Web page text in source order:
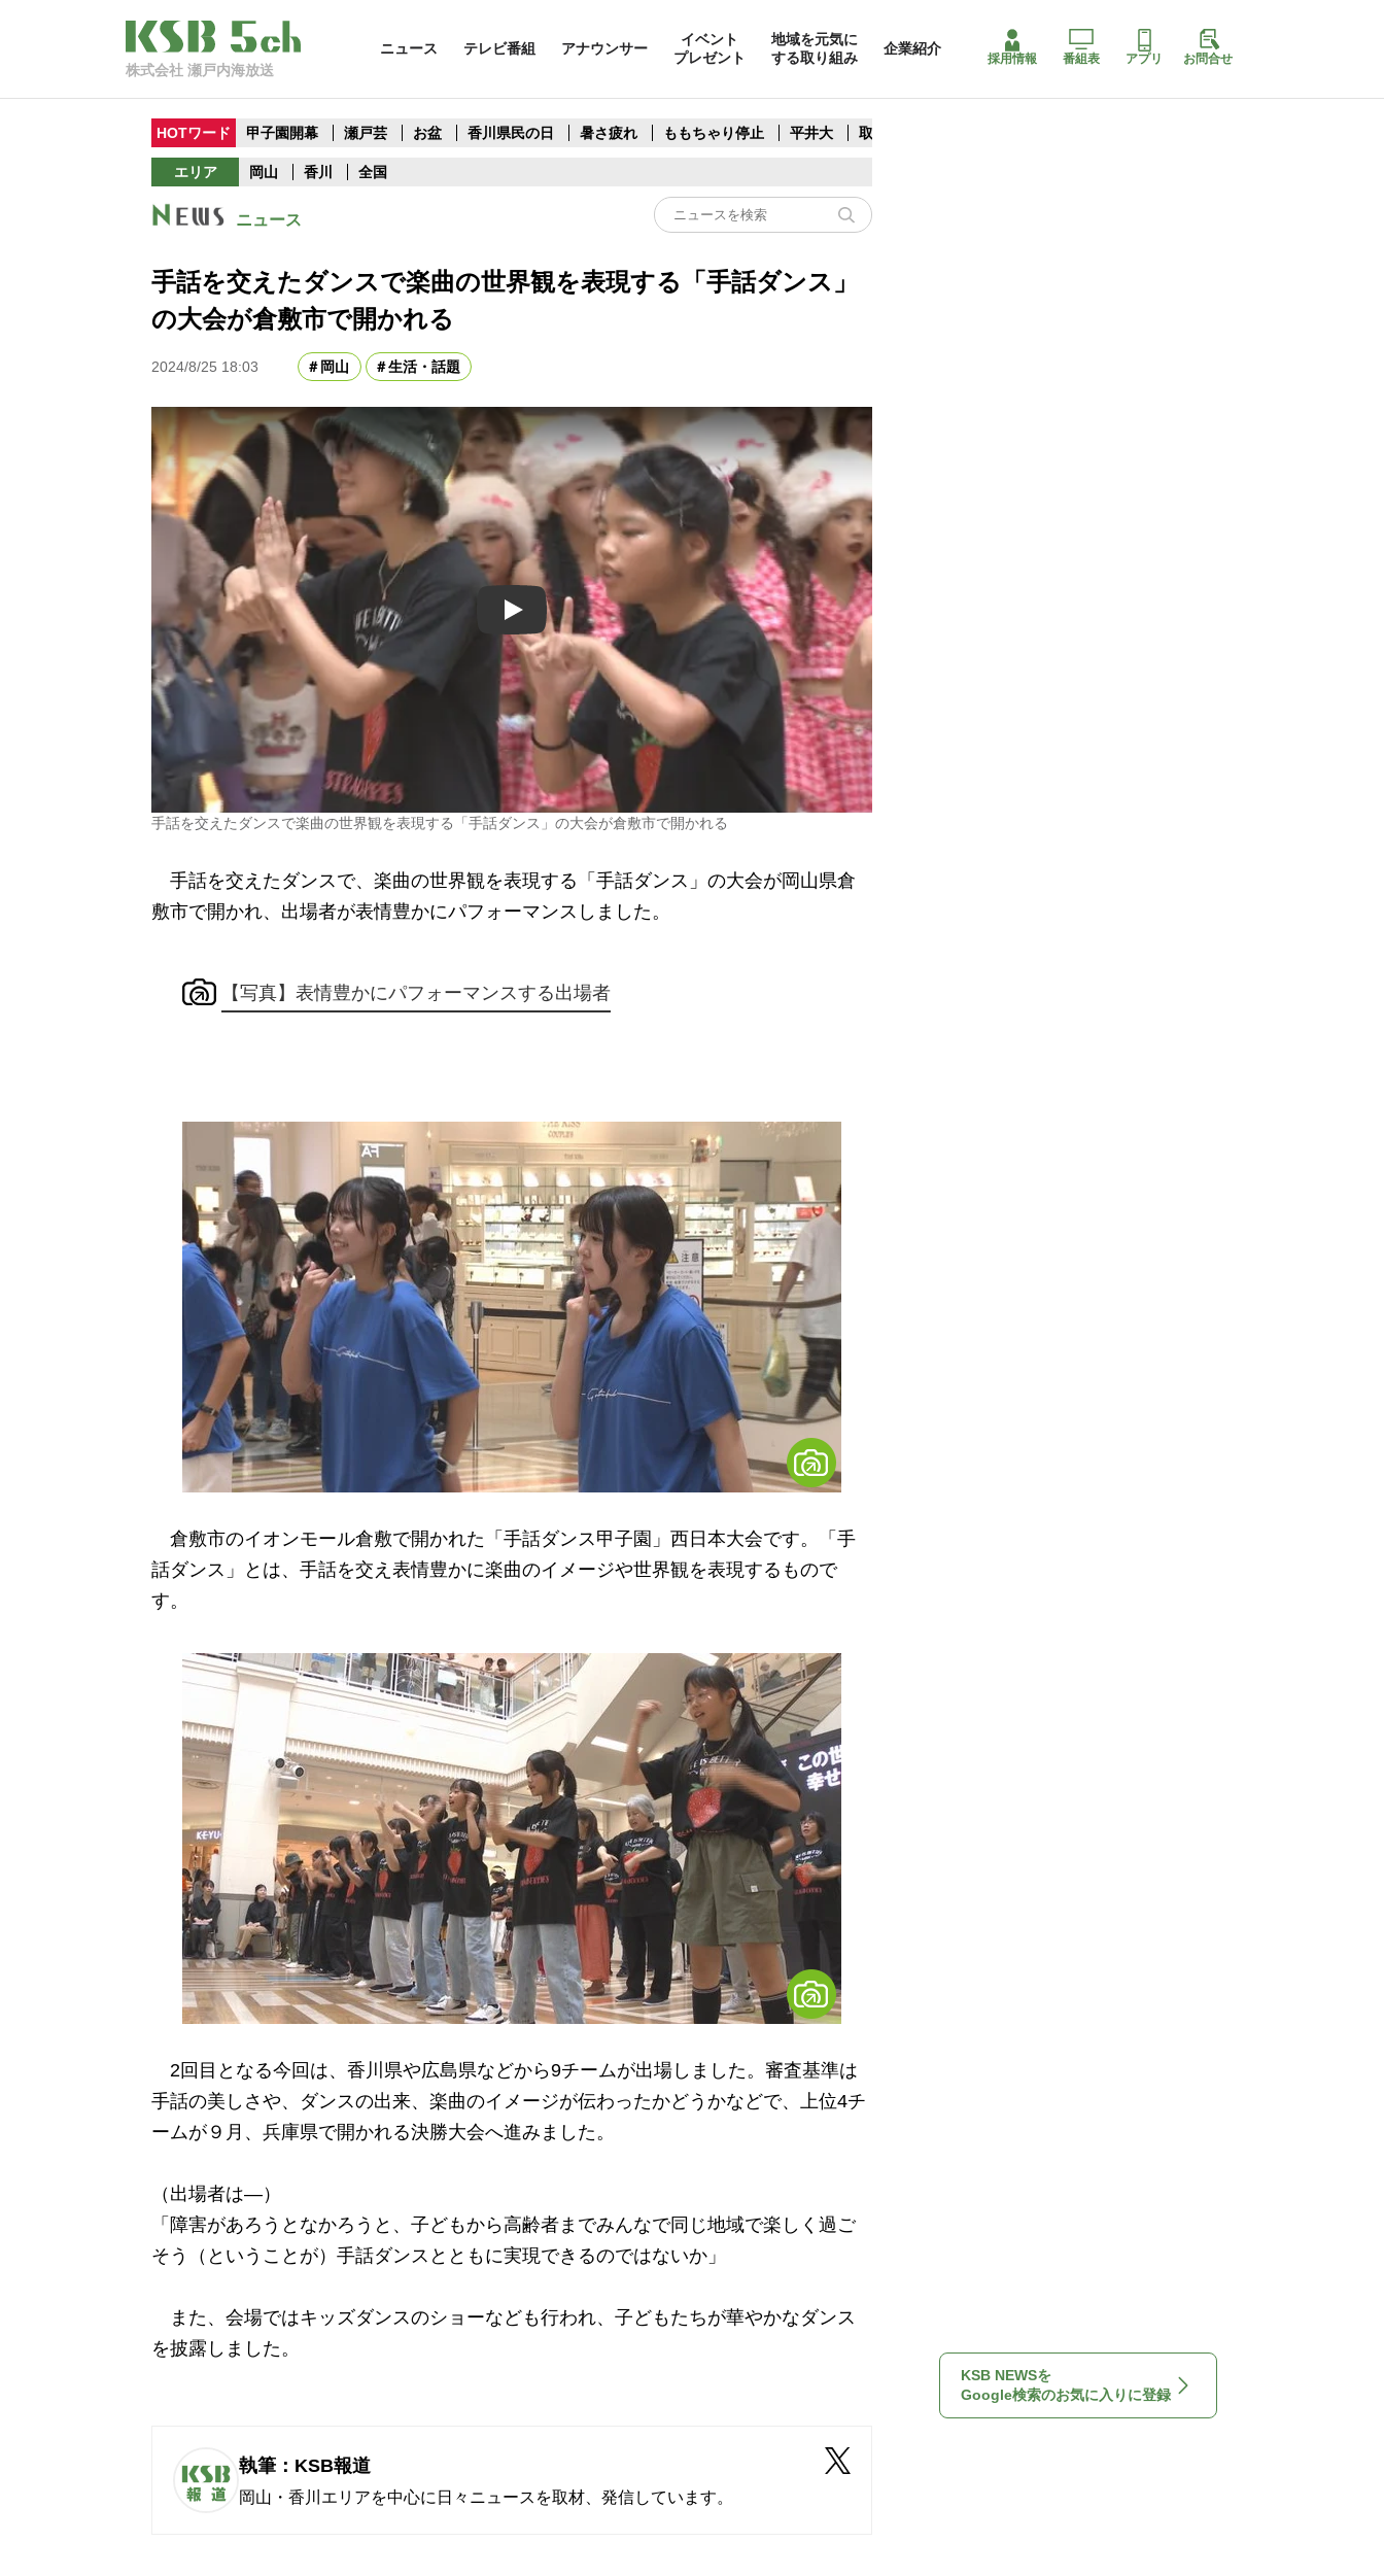
株式会社 瀬戸内海放送
ニュース テレビ番組 アナウンサー
イベント
プレゼント
地域を元気に
する取り組み
企業紹介
採用情報 番組表 アプリ お問合せ
HOTワード 甲子園開幕 瀬戸芸 お盆 香川県民の日 暑さ疲れ ももちゃり停止 平井大 取水制限
エリア 岡山 香川 全国
ニュース
手話を交えたダンスで楽曲の世界観を表現する「手話ダンス」
の大会が倉敷市で開かれる
2024/8/25 18:03 岡山 生活・話題
Play
手話を交えたダンスで楽曲の世界観を表現する「手話ダンス」の大会が倉敷市で開かれる
手話を交えたダンスで、楽曲の世界観を表現する「手話ダンス」の大会が岡山県倉
敷市で開かれ、出場者が表情豊かにパフォーマンスしました。
【写真】表情豊かにパフォーマンスする出場者
倉敷市のイオンモール倉敷で開かれた「手話ダンス甲子園」西日本大会です。「手
話ダンス」とは、手話を交え表情豊かに楽曲のイメージや世界観を表現するもので
す。
2回目となる今回は、香川県や広島県などから9チームが出場しました。審査基準は
手話の美しさや、ダンスの出来、楽曲のイメージが伝わったかどうかなどで、上位4チ
ームが９月、兵庫県で開かれる決勝大会へ進みました。
（出場者は―）
「障害があろうとなかろうと、子どもから高齢者までみんなで同じ地域で楽しく過ご
そう（ということが）手話ダンスとともに実現できるのではないか」
また、会場ではキッズダンスのショーなども行われ、子どもたちが華やかなダンス
を披露しました。
執筆：KSB報道
岡山・香川エリアを中心に日々ニュースを取材、発信しています。
KSB NEWSを
Google検索のお気に入りに登録